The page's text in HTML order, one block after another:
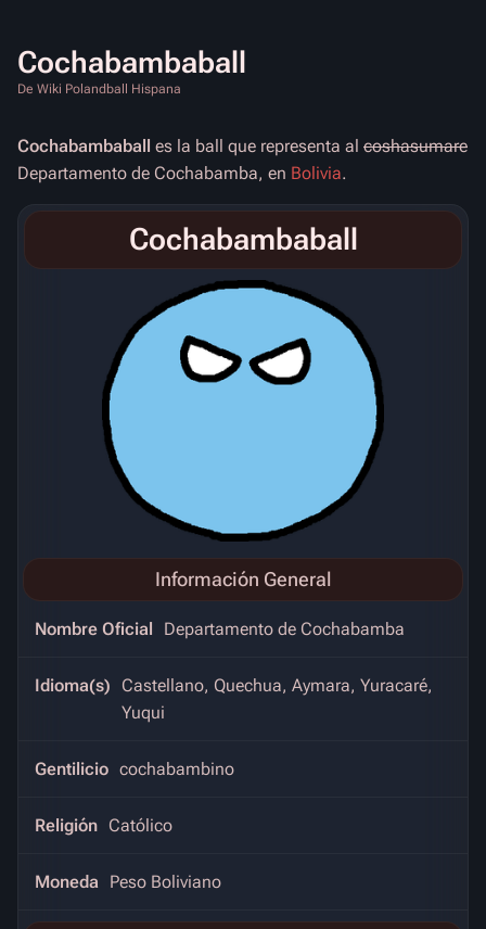
Cochabambaball
De Wiki Polandball Hispana
Cochabambaball es la ball que representa al coshasumare
Departamento de Cochabamba, en Bolivia.
Cochabambaball
Información General
Nombre Oficial Departamento de Cochabamba
Idioma(s)
Castellano, Quechua, Aymara, Yuracaré,
Yuqui
Gentilicio cochabambino
Religión Católico
Moneda Peso Boliviano